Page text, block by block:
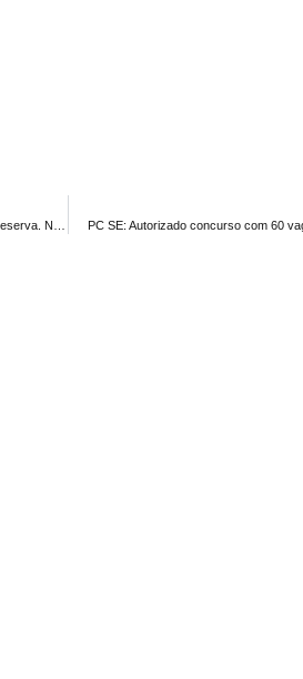
PC SE: Autorizado concurso com 60